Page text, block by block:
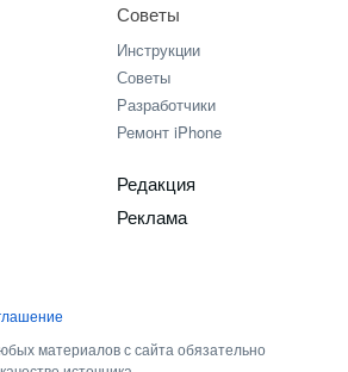
Советы
Инструкции
Советы
Разработчики
Ремонт iPhone
Редакция
Реклама
материалов с сайта обязательно